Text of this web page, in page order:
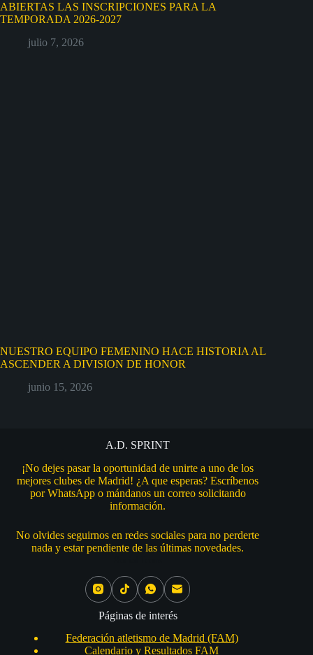
ABIERTAS LAS INSCRIPCIONES PARA LA
TEMPORADA 2026-2027
julio 7, 2026
NUESTRO EQUIPO FEMENINO HACE HISTORIA AL
ASCENDER A DIVISION DE HONOR
junio 15, 2026
A.D. SPRINT
¡No dejes pasar la oportunidad de unirte a uno de los
mejores clubes de Madrid! ¿A que esperas? Escríbenos
por WhatsApp o mándanos un correo solicitando
información.
No olvides seguirnos en redes sociales para no perderte
nada y estar pendiente de las últimas novedades.
Páginas de interés
Federación atletismo de Madrid (FAM)
Calendario y Resultados FAM